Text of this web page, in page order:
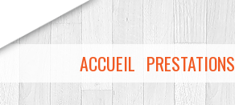
ACCUEIL PRESTATIONS